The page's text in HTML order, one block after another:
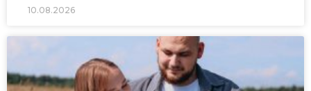
10.08.2026